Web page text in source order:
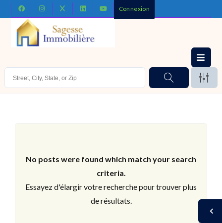
Connexion
No posts were found which match your search
criteria.
Essayez d'élargir votre recherche pour trouver plus
de résultats.